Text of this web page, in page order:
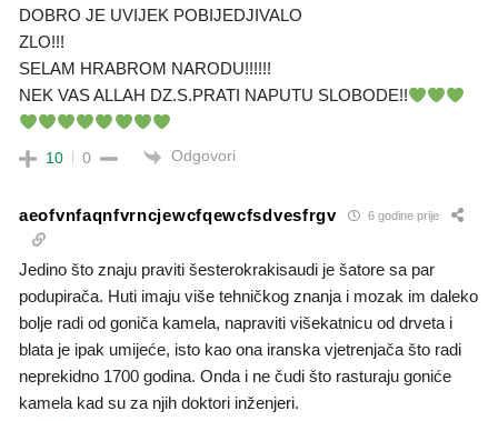
DOBRO JE UVIJEK POBIJEDJIVALO
ZLO!!!
SELAM HRABROM NARODU!!!!!!
NEK VAS ALLAH DZ.S.PRATI NAPUTU SLOBODE!!
10 0 Odgovori
aeofvnfaqnfvrncjewcfqewcfsdvesfrgv 6 godine prije
Jedino što znaju praviti šesterokrakisaudi je šatore sa par
podupirača. Huti imaju više tehničkog znanja i mozak im daleko
bolje radi od goniča kamela, napraviti višekatnicu od drveta i
blata je ipak umijeće, isto kao ona iranska vjetrenjača što radi
neprekidno 1700 godina. Onda i ne čudi što rasturaju goniće
kamela kad su za njih doktori inženjeri.